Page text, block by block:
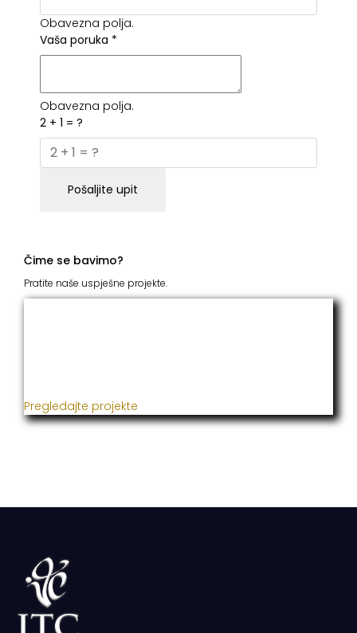
Obavezna polja.
Vaša poruka *
Obavezna polja.
2 + 1 = ?
Pošaljite upit
Čime se bavimo?
Pratite naše uspješne projekte.
Pregledajte projekte